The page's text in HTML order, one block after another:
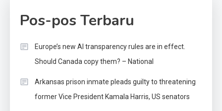
Pos-pos Terbaru
Europe’s new AI transparency rules are in effect.
Should Canada copy them? – National
Arkansas prison inmate pleads guilty to threatening
former Vice President Kamala Harris, US senators